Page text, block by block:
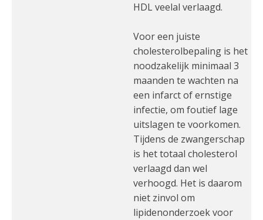
HDL veelal verlaagd.
Voor een juiste
cholesterolbepaling is het
noodzakelijk minimaal 3
maanden te wachten na
een infarct of ernstige
infectie, om foutief lage
uitslagen te voorkomen.
Tijdens de zwangerschap
is het totaal cholesterol
verlaagd dan wel
verhoogd. Het is daarom
niet zinvol om
lipidenonderzoek voor